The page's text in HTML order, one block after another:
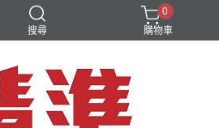
搜尋
0
購物車